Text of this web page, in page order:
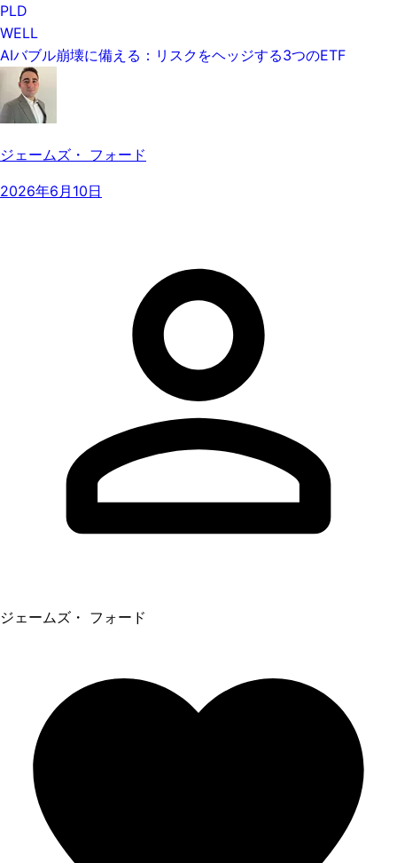
PLD
WELL
AIバブル崩壊に備える：リスクをヘッジする3つのETF
ジェームズ・ フォード
2026年6月10日
ジェームズ・ フォード